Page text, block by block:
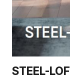
STEEL-